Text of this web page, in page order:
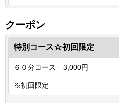
クーポン
特別コース☆初回限定
６０分コース 3,000円
※初回限定